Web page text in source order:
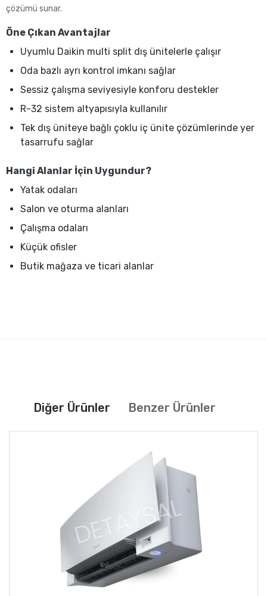
çözümü sunar.
Öne Çıkan Avantajlar
Uyumlu Daikin multi split dış ünitelerle çalışır
Oda bazlı ayrı kontrol imkanı sağlar
Sessiz çalışma seviyesiyle konforu destekler
R-32 sistem altyapısıyla kullanılır
Tek dış üniteye bağlı çoklu iç ünite çözümlerinde yer
tasarrufu sağlar
Hangi Alanlar İçin Uygundur?
Yatak odaları
Salon ve oturma alanları
Çalışma odaları
Küçük ofisler
Butik mağaza ve ticari alanlar
Diğer Ürünler Benzer Ürünler